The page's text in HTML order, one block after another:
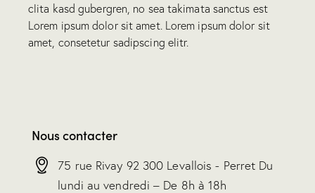
clita kasd gubergren, no sea takimata sanctus est
Lorem ipsum dolor sit amet. Lorem ipsum dolor sit
amet, consetetur sadipscing elitr.
Nous contacter
75 rue Rivay 92 300 Levallois - Perret Du
lundi au vendredi – De 8h à 18h